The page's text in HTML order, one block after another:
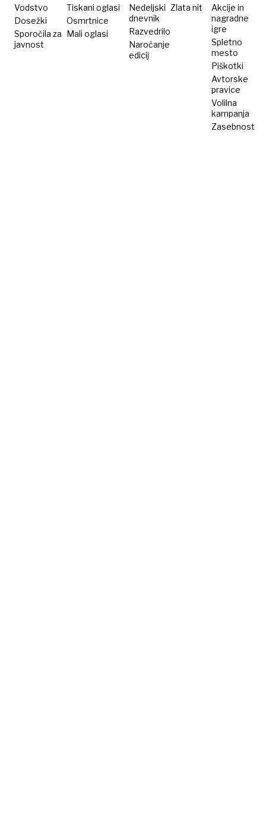
Vodstvo
Dosežki
Sporočila za
javnost
Tiskani oglasi
Osmrtnice
Mali oglasi
Nedeljski
dnevnik
Razvedrilo
Naročanje
edicij
Zlata nit
Akcije in
nagradne
igre
Spletno
mesto
Piškotki
Avtorske
pravice
Volilna
kampanja
Zasebnost